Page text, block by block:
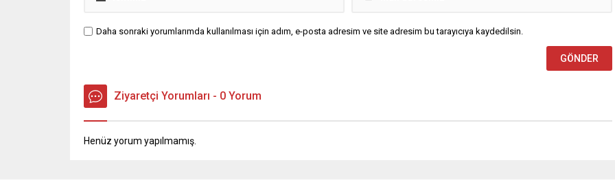
Daha sonraki yorumlarımda kullanılması için adım, e-posta adresim ve site adresim bu tarayıcıya kaydedilsin.
Ziyaretçi Yorumları - 0 Yorum
Henüz yorum yapılmamış.